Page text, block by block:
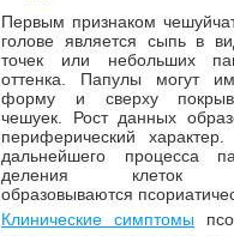
Первым признаком
голове является сыпь в
точек или небольших
оттенка. Папулы могут
форму и сверху
чешуек. Рост данных
периферический
дальнейшего процесса
деления клеток
образовываются
Клинические симптомы